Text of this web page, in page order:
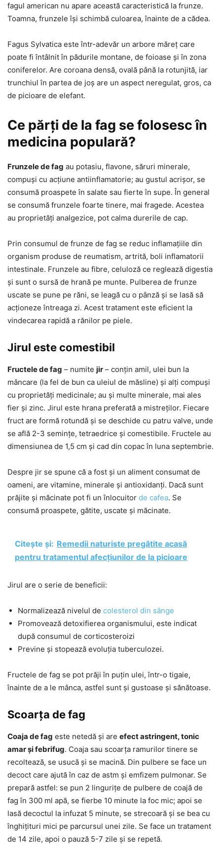
fagul american nu apare această caracteristică la frunze.
Toamna, frunzele își schimbă culoarea, înainte de a cădea.
Fagus Sylvatica este într-adevăr un arbore măreț care
poate fi întâlnit în pădurile montane, de foioase și în zona
coniferelor. Are coroana densă, ovală până la rotunjită, iar
trunchiul în partea de joș are un aspect neregulat, gros, ca
de picioare de elefant.
Ce părți de la fag se folosesc în
medicina populară?
Frunzele de fag au potasiu, flavone, săruri minerale,
compuși cu acțiune antiinflamatorie; au gustul acrișor, se
consumă proaspete în salate sau fierte în supe. În general
se consumă frunzele foarte tinere, mai fragede. Acestea
au proprietăți analgezice, pot calma durerile de cap.
Prin consumul de frunze de fag se reduc inflamațiile din
organism produse de reumatism, artrită, boli inflamatorii
intestinale. Frunzele au fibre, celuloză ce reglează digestia
și sunt o sursă de hrană pe munte. Pulberea de frunze
uscate se pune pe răni, se leagă cu o pânză și se lasă să
acționeze întreaga zi. Acest tratament este eficient la
vindecarea rapidă a rănilor pe piele.
Jirul este comestibil
Fructele de fag – numite jir – conțin amil, ulei bun la
mâncare (la fel de bun ca uleiul de măsline) și alți compuși
cu proprietăți medicinale; au și multe minerale, mai ales
fier și zinc. Jirul este hrana preferată a mistreților. Fiecare
fruct are formă rotundă și se deschide cu patru valve, unde
se află 2-3 semințe, tetraedrice și comestibile. Fructele au
dimensiunea de 1,5 cm și cad din copac în luna septembrie.
Despre jir se spune că a fost și un aliment consumat de
oameni, are vitamine, minerale și antioxidanți. Dacă sunt
prăjite și măcinate pot fi un înlocuitor de cafea. Se
consumă proaspete, gătite, uscate și măcinate.
Citește și: Remedii naturiste pregătite acasă
pentru tratamentul afecțiunilor de la picioare
Jirul are o serie de beneficii:
Normalizează nivelul de colesterol din sânge
Promovează detoxifierea organismului, este indicat
după consumul de corticosteroizi
Previne și stopează evoluția tuberculozei.
Fructele de fag se pot prăji în puțin ulei, într-o tigaie,
înainte de a le mânca, astfel sunt și gustoase și sănătoase.
Scoarța de fag
Coaja de fag este netedă și are efect astringent, tonic
amar și febrifug. Coaja sau scoarța ramurilor tinere se
recoltează, se usucă și se macină. Din pulbere se face un
decoct care ajută în caz de astm și emfizem pulmonar. Se
prepară astfel: se pun 2 lingurițe de pulbere de coajă de
fag în 300 ml apă, se fierbe 10 minute la foc mic; apoi se
lasă decoctul la infuzat 5 minute, se strecoară și se bea cu
înghițituri mici pe parcursul unei zile. Se face un tratament
de 14 zile, apoi o pauză 5-7 zile și se repetă.